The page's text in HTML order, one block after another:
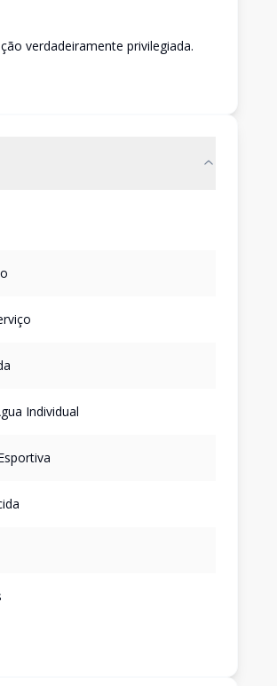
verdadeiramente privilegiada.
Individual